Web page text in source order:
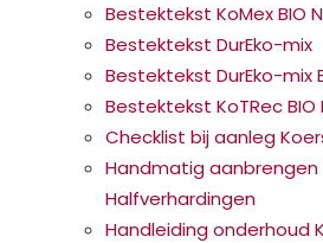
Bestektekst KoMex BIO
Bestektekst DurEko-mix
Bestektekst DurEko-mix
Bestektekst KoTRec BIO
Checklist bij aanleg
Handmatig aanbrengen
Halfverhardingen
Handleiding onderhoud